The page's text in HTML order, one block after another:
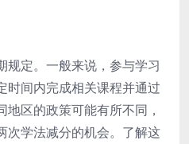
规定。一般来说，参与学习
时间内完成相关课程并通过
区的政策可能有所不同，
次学法减分的机会。了解这